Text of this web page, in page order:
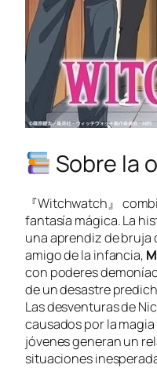
Sobre la
『Witchwatch』
fantasía mágica. La
una aprendiz de bruja
amigo de la infancia,
con poderes
de un desastre
Las desventuras de
causados por la
jóvenes generan un
situaciones